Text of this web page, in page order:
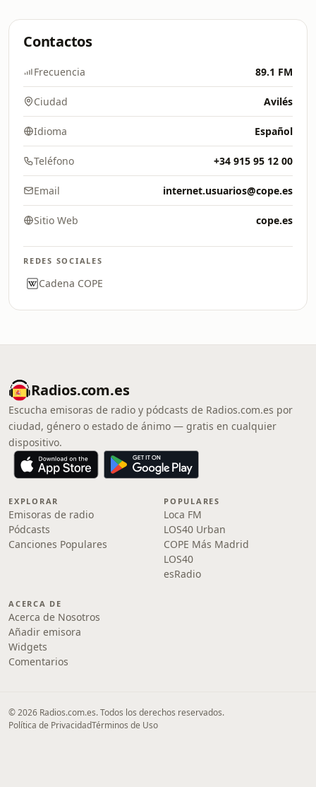
Contactos
Frecuencia 89.1 FM
Ciudad Avilés
Idioma Español
Teléfono +34 915 95 12 00
Email internet.usuarios@cope.es
Sitio Web cope.es
REDES SOCIALES
Cadena COPE
Radios.com.es
Escucha emisoras de radio y pódcasts de Radios.com.es por
ciudad, género o estado de ánimo — gratis en cualquier
dispositivo.
EXPLORAR
Emisoras de radio
Pódcasts
Canciones Populares
POPULARES
Loca FM
LOS40 Urban
COPE Más Madrid
LOS40
esRadio
ACERCA DE
Acerca de Nosotros
Añadir emisora
Widgets
Comentarios
© 2026 Radios.com.es. Todos los derechos reservados.
Política de PrivacidadTérminos de Uso